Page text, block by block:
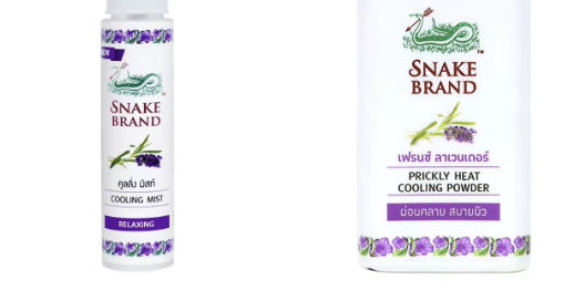
2022/08/14
この商品をとても楽しみに待ってました❤️ 対応もとても早くて丁寧で嬉しかったです(^-^) あり
この度は、ご購入ありがとうございました(^^) 重ねて、評価、レビューコメ
ッツバックルスカート。 気に入っていただけると幸いです( ^ω^ ) 今後とも
ペイント チュニック
2021/07/23